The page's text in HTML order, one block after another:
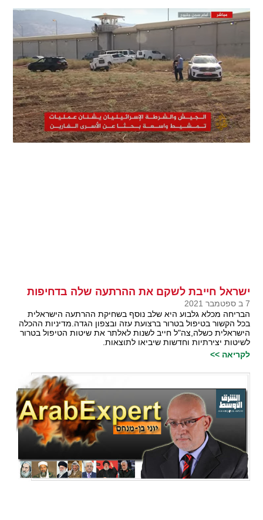
ישראל חייבת לשקם את ההרתעה שלה בדחיפות
7 ב ספטמבר 2021
הבריחה מכלא גלבוע היא שלב נוסף בשחיקת ההרתעה הישראלית
בכל הקשור בטיפול בטרור ברצועת עזה ובצפון הגדה.מדיניות ההכלה
הישראלית כשלה,צה"ל חייב לשנות לאלתר את שיטות הטיפול בטרור
לשיטות יצירתיות וחדשות שיביאו לתוצאות.
לקריאה >>